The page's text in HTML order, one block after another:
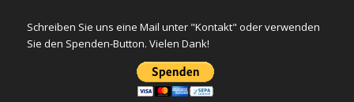
Schreiben Sie uns eine Mail unter "Kontakt" oder verwenden
Sie den Spenden-Button. Vielen Dank!